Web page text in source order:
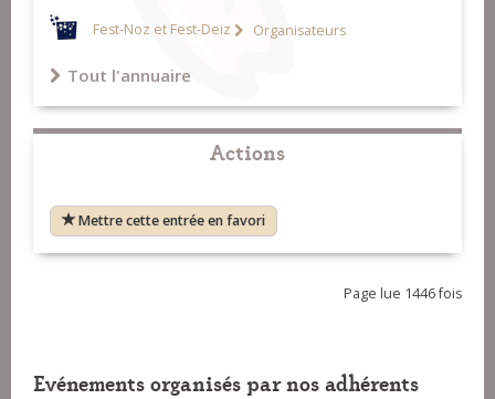
Fest-Noz et Fest-Deiz Organisateurs
Tout l'annuaire
Actions
Mettre cette entrée en favori
Page lue 1446 fois
Evénements organisés par nos adhérents